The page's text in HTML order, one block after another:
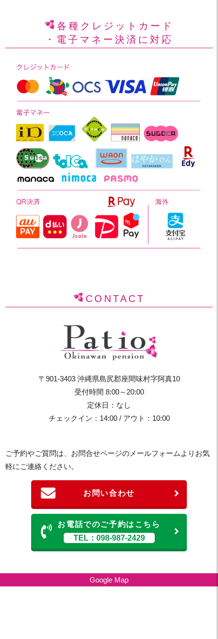
各種クレジットカード
・電子マネー決済に対応
CONTACT
〒901-3403 沖縄県島尻郡座間味村字阿真10
受付時間 8:00～20:00
定休日：なし
チェックイン：14:00 / アウト：10:00
ご予約やご質問は、お問合せページのメールフォームよりお気
軽にご連絡ください。
お問い合わせ
お電話でのご予約はこちら
TEL：098-987-2429
Google Map